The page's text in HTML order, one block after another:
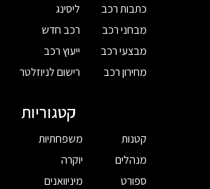
כתבות רכב
מבחני רכב
מבצעי רכב
מחירון רכב
ליסינג
רכב חדש
ייעוץ רכב
רישום לניוזלטר
קטגוריות
קטנות
מנהלים
ספורט
משפחתיות
יוקרה
מיניוואנים